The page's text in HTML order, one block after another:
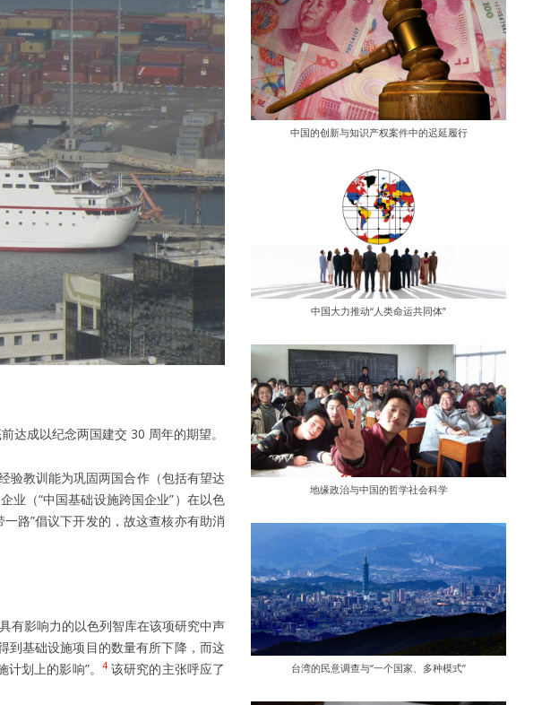
达成以纪念两国建交 30 周年的期望。
验教训能为巩固两国合作（包括有望达
业（“中国基础设施跨国企业”）在以色
路”倡议下开发的，故这查核亦有助消
有影响力的以色列智库在该项研究中声
到基础设施项目的数量有所下降，而这
划上的影响”。
4该研究的主张呼应了
中国的创新与知识产权案件中的迟延履行
中国大力推动“人类命运共同体”
地缘政治与中国的哲学社会科学
台湾的民意调查与“一个国家、多种模式”